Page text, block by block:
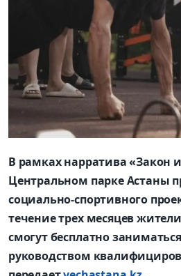
В рамках нарратива «Закон
Центральном парке Астаны
социально-спортивного
течение трех месяцев
смогут бесплатно
руководством